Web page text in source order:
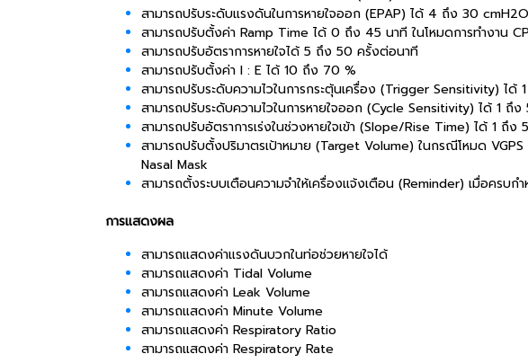
สามารถปรับระดับแรงดันในการหายใจออก (EPAP) ได้ 4 ถึง 30 cmH2O
สามารถปรับตั้งค่า Ramp Time ได้ 0 ถึง 45 นาที ในโหมดการทำงาน
สามารถปรับอัตราการหายใจได้ 5 ถึง 50 ครั้งต่อนาที
สามารถปรับตั้งค่า I : E ได้ 10 ถึง 70 %
สามารถปรับระดับความไวในการกระตุ้นเครื่อง (Trigger Sensitivity) ได้
สามารถปรับระดับความไวในการหายใจออก (Cycle Sensitivity) ได้ 1 ถึง
สามารถปรับอัตราการเร่งในช่วงหายใจเข้า (Slope/Rise Time) ได้ 1 ถึง
สามารถปรับตั้งปริมาตรเป้าหมาย (Target Volume) ในกรณีโหมด
Nasal Mask
สามารถตั้งระบบเตือนความจำให้เครื่องแจ้งเตือน (Reminder) เมื่อครบ
การแสดงผล
สามารถแสดงค่าแรงดันบวกในท่อช่วยหายใจได้
สามารถแสดงค่า Tidal Volume
สามารถแสดงค่า Leak Volume
สามารถแสดงค่า Minute Volume
สามารถแสดงค่า Respiratory Ratio
สามารถแสดงค่า Respiratory Rate